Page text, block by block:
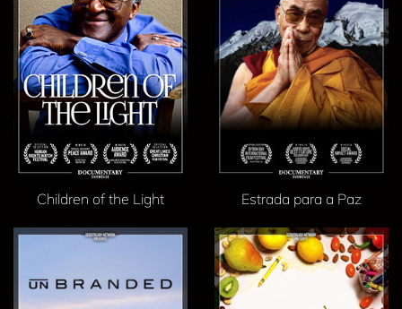
Children of the Light Estrada para a Paz